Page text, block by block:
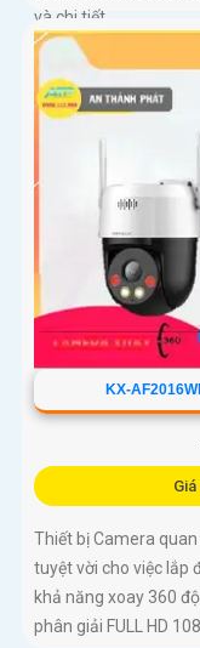
và chi tiết
KX-
Thiết bị Camera
tuyệt vời cho việc lắp
khả năng xoay 360
phân giải FULL HD